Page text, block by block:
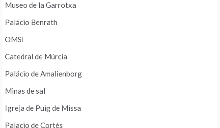
Museo de la Garrotxa
Palácio Benrath
OMSI
Catedral de Múrcia
Palácio de Amalienborg
Minas de sal
Igreja de Puig de Missa
Palacio de Cortés